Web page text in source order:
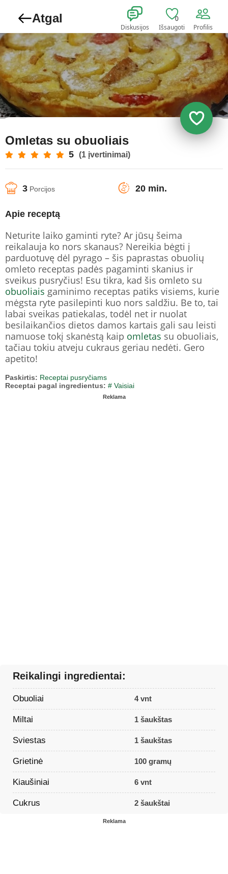
Atgal
Diskusijos
0
Išsaugoti Profilis
Omletas su obuoliais
5 (1 įvertinimai)
3 Porcijos 20 min.
Apie receptą
Neturite laiko gaminti ryte? Ar jūsų šeima
reikalauja ko nors skanaus? Nereikia bėgti į
parduotuvę dėl pyrago – šis paprastas obuolių
omleto receptas padės pagaminti skanius ir
sveikus pusryčius! Esu tikra, kad šis omleto su
obuoliais gaminimo receptas patiks visiems, kurie
mėgsta ryte pasilepinti kuo nors saldžiu. Be to, tai
labai sveikas patiekalas, todėl net ir nuolat
besilaikančios dietos damos kartais gali sau leisti
namuose tokį skanėstą kaip omletas su obuoliais,
tačiau tokiu atveju cukraus geriau nedėti. Gero
apetito!
Paskirtis: Receptai pusryčiams
Receptai pagal ingredientus: # Vaisiai
Reklama
Reikalingi ingredientai:
Obuoliai 4 vnt
Miltai 1 šaukštas
Sviestas 1 šaukštas
Grietinė 100 gramų
Kiaušiniai 6 vnt
Cukrus 2 šaukštai
Reklama